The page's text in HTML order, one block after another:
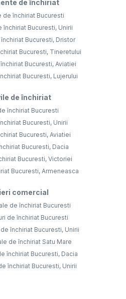
de închiriat
de închiriat Bucuresti
închiriat Bucuresti, Unirii
Bucuresti, Dristor
Bucuresti, Tineretului
Bucuresti, Aviatiei
Bucuresti, Lujerului
de închiriat
închiriat Bucuresti
Bucuresti, Unirii
Bucuresti, Aviatiei
Bucuresti, Dacia
Bucuresti, Victoriei
Bucuresti, Armeneasca
comercial
de închiriat Bucuresti
de închiriat Bucuresti
închiriat Bucuresti, Unirii
de închiriat Satu Mare
închiriat Bucuresti, Dacia
închiriat Bucuresti, Unirii